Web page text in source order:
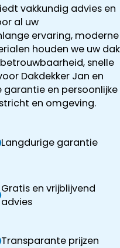
vakkundig advies en
al uw
ervaring, moderne
houden we uw dak
snelle
Dakdekker Jan en
en persoonlijke
en omgeving.
Langdurige garantie
Gratis en vrijblijvend
advies
Transparante prijzen